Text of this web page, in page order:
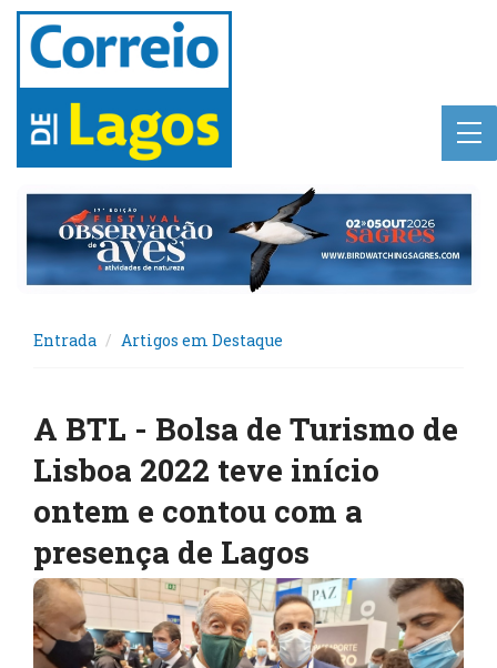
Entrada Artigos em Destaque
A BTL - Bolsa de Turismo de
Lisboa 2022 teve início
ontem e contou com a
presença de Lagos